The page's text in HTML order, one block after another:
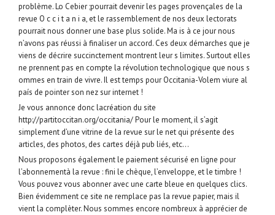
problème. Lo Cebier ;pourrait devenir les pages provençales de la
revue O c c i t a n i a, et le rassemblement de nos deux lectorats
pourrait nous donner une base plus solide. Ma is à ce jour nous
n’avons pas réussi à finaliser un accord. Ces deux démarches que je
viens de décrire succinctement montrent leur s limites. Surtout elles
ne prennent pas en compte la révolution technologique que nous s
ommes en train de vivre. Il est temps pour Occitania-Volem viure al
país de pointer son nez sur internet !
Je vous annonce donc lacréation du site
http://partitoccitan.org/occitania/ Pour le moment, il s’agit
simplement d’une vitrine de la revue sur le net qui présente des
articles, des photos, des cartes déjà pub liés, etc…
Nous proposons également le paiement sécurisé en ligne pour
l’abonnementà la revue : fini le chèque, l’enveloppe, et le timbre !
Vous pouvez vous abonner avec une carte bleue en quelques clics.
Bien évidemment ce site ne remplace pas la revue papier, mais il
vient la complèter. Nous sommes encore nombreux à apprécier de